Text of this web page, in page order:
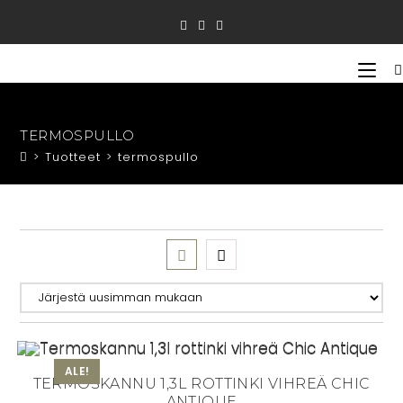
TERMOSPULLO
> Tuotteet > termospullo
ALE!
TERMOSKANNU 1,3L ROTTINKI VIHREÄ CHIC